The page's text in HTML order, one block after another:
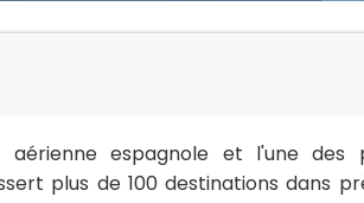
espagnole et l'une des
plus de 100 destinations dans